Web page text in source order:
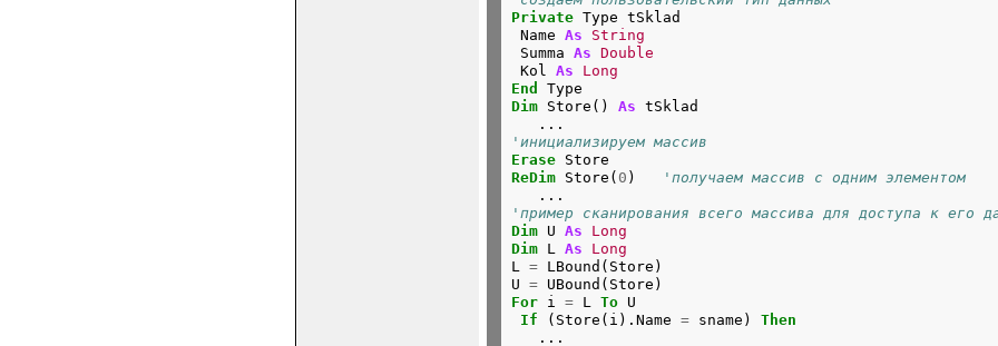
Private Type tSklad
Name As
String
Summa As Double
Kol As
Long
End
Dim Store() As tSklad
'инициализируем массив
Erase
ReDim Store( 0 )
'получаем массив с одним элементом
'пример сканирования всего массива для доступа к его
Dim U As
Long
Dim L As
Long
L = LBound(Store)
U =
For i = L To U
If (Store(i).Name = sname) Then
   ...